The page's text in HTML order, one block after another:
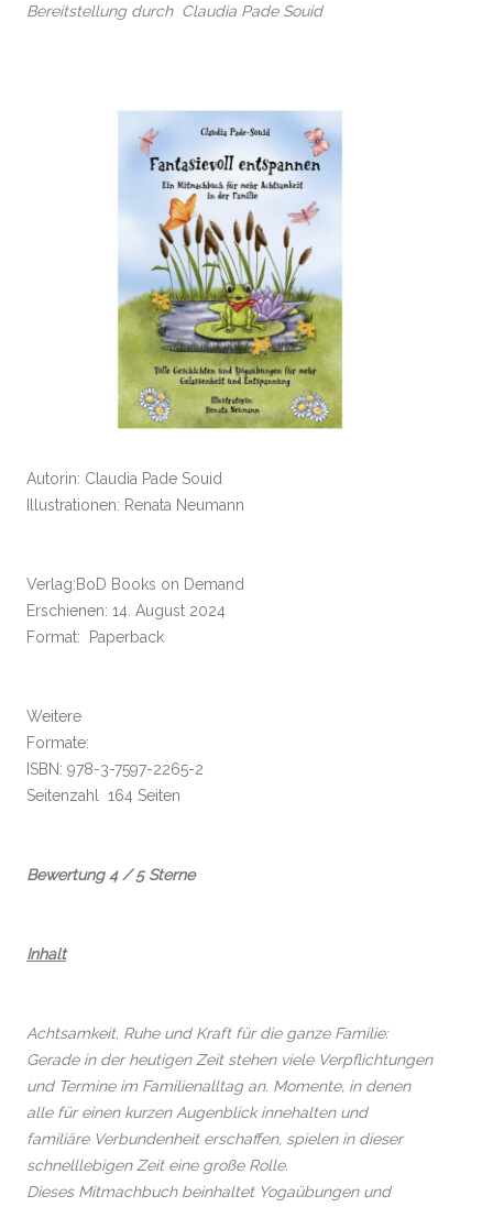
Bereitstellung durch Claudia Pade Souid
Autorin: Claudia Pade Souid
Illustrationen: Renata Neumann
Verlag:BoD Books on Demand
Erschienen: 14. August 2024
Format: Paperback
Weitere
Formate:
ISBN: 978-3-7597-2265-2
Seitenzahl 164 Seiten
Bewertung 4 / 5 Sterne
Inhalt
Achtsamkeit, Ruhe und Kraft für die ganze Familie:
Gerade in der heutigen Zeit stehen viele Verpflichtungen
und Termine im Familienalltag an. Momente, in denen
alle für einen kurzen Augenblick innehalten und
familiäre Verbundenheit erschaffen, spielen in dieser
schnelllebigen Zeit eine große Rolle.
Dieses Mitmachbuch beinhaltet Yogaübungen und